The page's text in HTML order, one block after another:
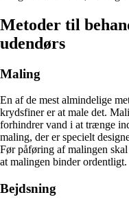
Metoder til
udendørs
Maling
En af de mest almindelige
krydsfiner er at male det.
forhindrer vand i at trænge
maling, der er specielt
Før påføring af malingen
at malingen binder ordentligt.
Bejdsning